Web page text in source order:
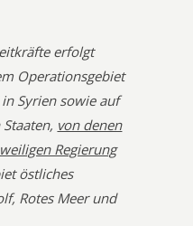
erfolgt
Operationsgebiet
Syrien sowie auf
von denen
Regierung
östliches
Rotes Meer und